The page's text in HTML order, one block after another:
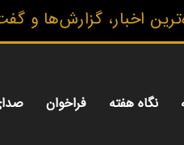
اخبار، گزارش‌ها و
نگاه هفته فراخوان